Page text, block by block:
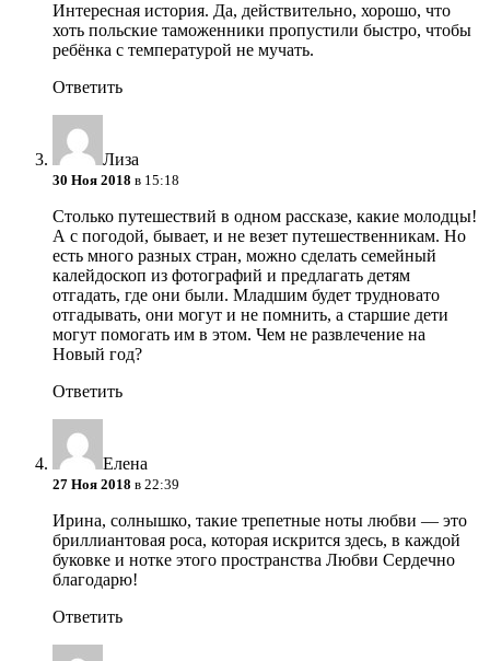
Интересная история. Да, действительно, хорошо, что
хоть польские таможенники пропустили быстро, чтобы
ребёнка с температурой не мучать.
Ответить
Лиза
30 Ноя 2018 в 15:18
Столько путешествий в одном рассказе, какие молодцы!
А с погодой, бывает, и не везет путешественникам. Но
есть много разных стран, можно сделать семейный
калейдоскоп из фотографий и предлагать детям
отгадать, где они были. Младшим будет трудновато
отгадывать, они могут и не помнить, а старшие дети
могут помогать им в этом. Чем не развлечение на
Новый год?
Ответить
Елена
27 Ноя 2018 в 22:39
Ирина, солнышко, такие трепетные ноты любви — это
бриллиантовая роса, которая искрится здесь, в каждой
буковке и нотке этого пространства Любви Сердечно
благодарю!
Ответить